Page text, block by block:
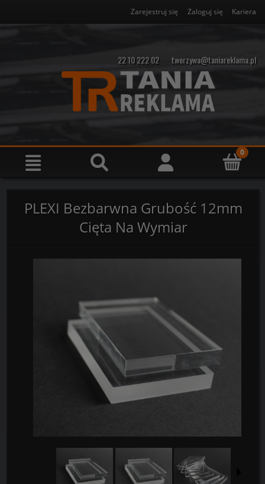
Zarejestruj się Zaloguj się Kariera
22 10 222 02 tworzywa@taniareklama.pl
PLEXI Bezbarwna Grubość 12mm
Cięta Na Wymiar